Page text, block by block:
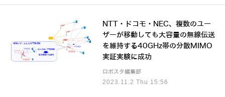
2023.11.2 Thu 15:56
NTT・ドコモ・NEC、複数のユー
ザーが移動しても大容量の無線伝送
を維持する40GHz帯の分散MIMO
実証実験に成功
ロボスタ編集部